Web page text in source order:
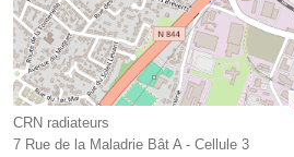
CRN radiateurs
7 Rue de la Maladrie Bât A - Cellule 3